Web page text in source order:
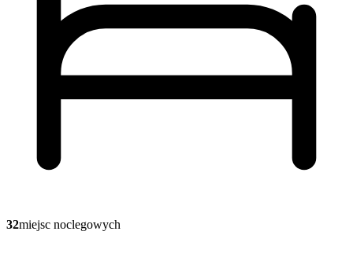
32miejsc noclegowych